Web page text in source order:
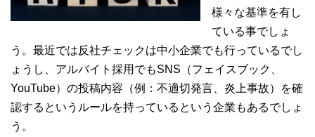
様々な基準を有し
ている事でしょ
う。最近では反社チェックは中小企業でも行っているでし
ょうし、アルバイト採用でもSNS（フェイスブック、
YouTube）の投稿内容（例：不適切発言、炎上事故）を確
認するというルールを持っているという企業もあるでしょ
う。